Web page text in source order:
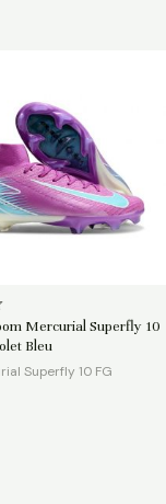
Mercurial Superfly 10
Bleu
Superfly 10 FG